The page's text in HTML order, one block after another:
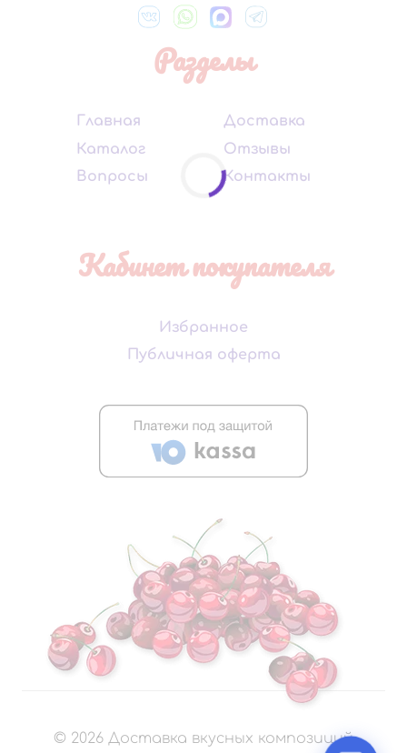
Разделы
Главная
Каталог
Вопросы
Доставка
Отзывы
Контакты
Кабинет покупателя
Избранное
Публичная оферта
© 2026 Доставка вкусных композиций